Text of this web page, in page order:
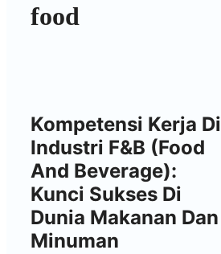
food
Kompetensi Kerja Di
Industri F&B (Food
And Beverage):
Kunci Sukses Di
Dunia Makanan Dan
Minuman